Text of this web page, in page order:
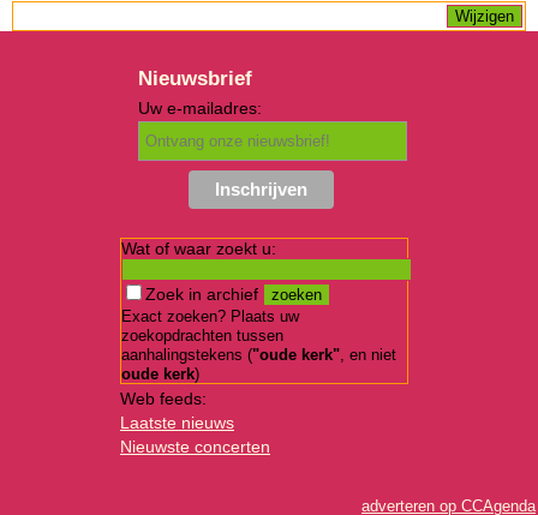
Nieuwsbrief
Uw e-mailadres:
Wat of waar zoekt u:
Zoek in archief
Exact zoeken? Plaats uw
zoekopdrachten tussen
aanhalingstekens ("oude kerk", en niet
oude kerk)
Web feeds:
Laatste nieuws
Nieuwste concerten
adverteren op CCAgenda